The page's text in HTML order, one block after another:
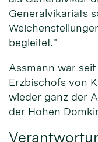
Generalvikariats
begleitet."
Assmann war
Erzbischofs von
wieder ganz der
der Hohen